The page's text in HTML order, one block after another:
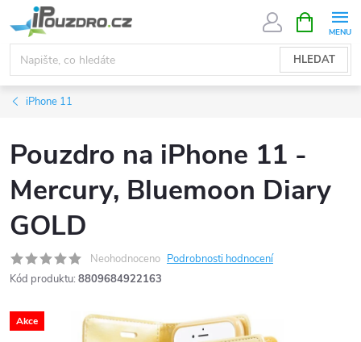
na
obsah
HLEDAT
NÁKUPNÍ
KOŠÍK
iPhone 11
Pouzdro na iPhone 11 -
Mercury, Bluemoon Diary
GOLD
Neohodnoceno Podrobnosti hodnocení
Kód produktu: 8809684922163
Akce